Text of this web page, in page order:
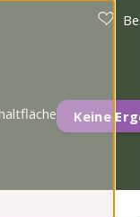
Keine